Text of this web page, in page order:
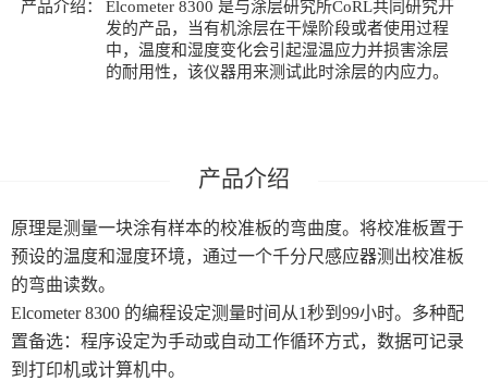
耐冲击系列
测厚仪系列
高速分散试验机系列
测色系列
耐摩擦试验系列
产品介绍：
Elcometer 8300 是与涂层研究所CoRL共同研究开
发的产品，当有机涂层在干燥阶段或者使用过程
中，温度和湿度变化会引起湿温应力并损害涂层
的耐用性，该仪器用来测试此时涂层的内应力。
产品介绍
原理是测量一块涂有样本的校准板的弯曲度。将校准板置于
预设的温度和湿度环境，通过一个千分尺感应器测出校准板
的弯曲读数。
Elcometer 8300 的编程设定测量时间从1秒到99小时。多种配
置备选：程序设定为手动或自动工作循环方式，数据可记录
到打印机或计算机中。